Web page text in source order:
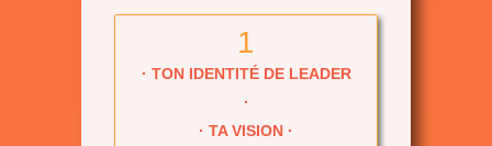
1
· TON IDENTITÉ DE LEADER
·
· TA VISION ·